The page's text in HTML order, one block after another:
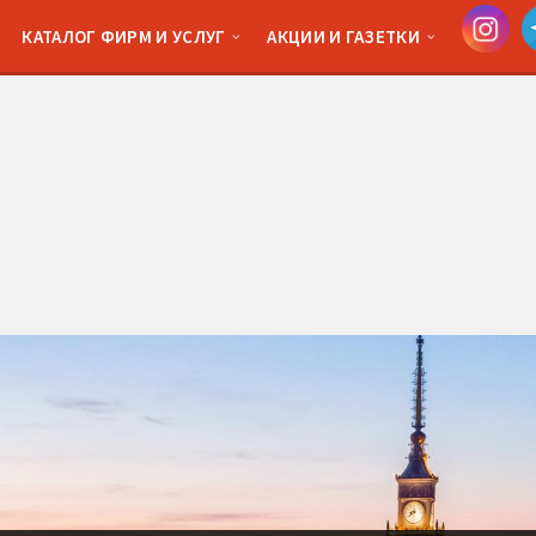
КАТАЛОГ ФИРМ И УСЛУГ АКЦИИ И ГАЗЕТКИ